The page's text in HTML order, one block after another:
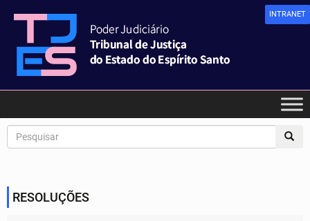
INTRANET
RESOLUÇÕES